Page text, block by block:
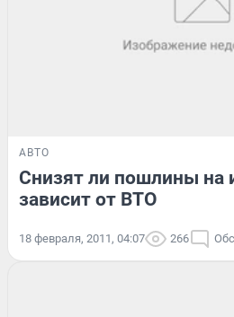
АВТО
Снизят ли пошлины на
зависит от ВТО
18 февраля, 2011, 04:07 266